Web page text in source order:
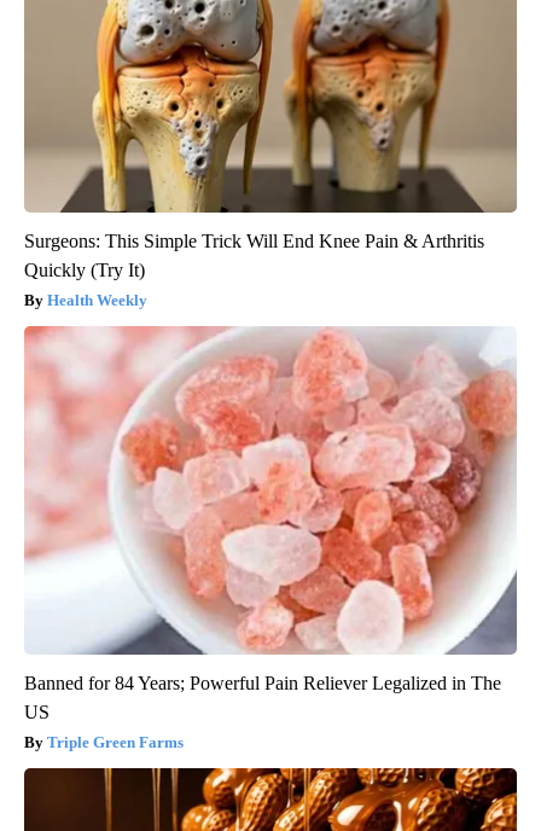
Surgeons: This Simple Trick Will End Knee Pain & Arthritis
Quickly (Try It)
Health Weekly
Banned for 84 Years; Powerful Pain Reliever Legalized in The
US
Triple Green Farms